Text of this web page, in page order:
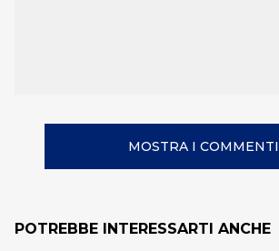
MOSTRA I COMMENTI
POTREBBE INTERESSARTI ANCHE